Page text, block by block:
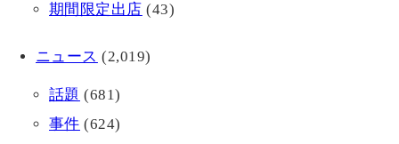
期間限定出店 (43)
ニュース (2,019)
話題 (681)
事件 (624)